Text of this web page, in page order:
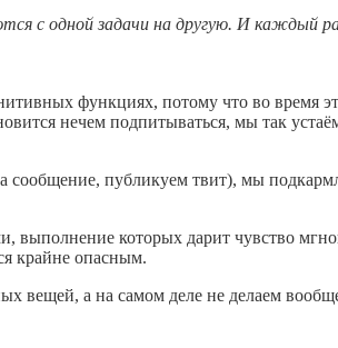
с одной задачи на другую. И каждый
функциях, потому что во время
нечем подпитываться, мы так
сообщение, публикуем твит), мы
выполнение которых дарит чувство
крайне опасным.
вещей, а на самом деле не делаем